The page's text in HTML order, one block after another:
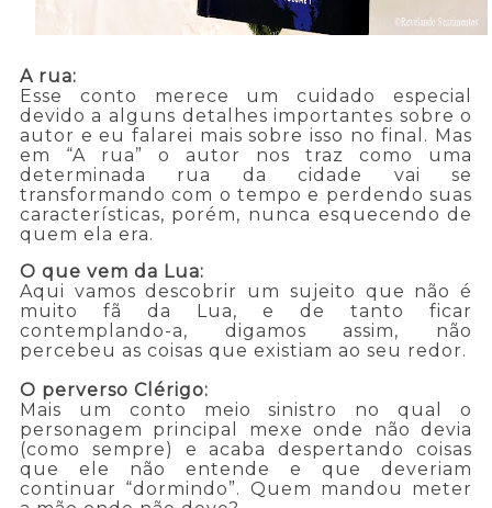
A rua:
Esse conto merece um cuidado especial
devido a alguns detalhes importantes sobre o
autor e eu falarei mais sobre isso no final. Mas
em “A rua” o autor nos traz como uma
determinada rua da cidade vai se
transformando com o tempo e perdendo suas
características, porém, nunca esquecendo de
quem ela era.
O que vem da Lua:
Aqui vamos descobrir um sujeito que não é
muito fã da Lua, e de tanto ficar
contemplando-a, digamos assim, não
percebeu as coisas que existiam ao seu redor.
O perverso Clérigo:
Mais um conto meio sinistro no qual o
personagem principal mexe onde não devia
(como sempre) e acaba despertando coisas
que ele não entende e que deveriam
continuar “dormindo”. Quem mandou meter